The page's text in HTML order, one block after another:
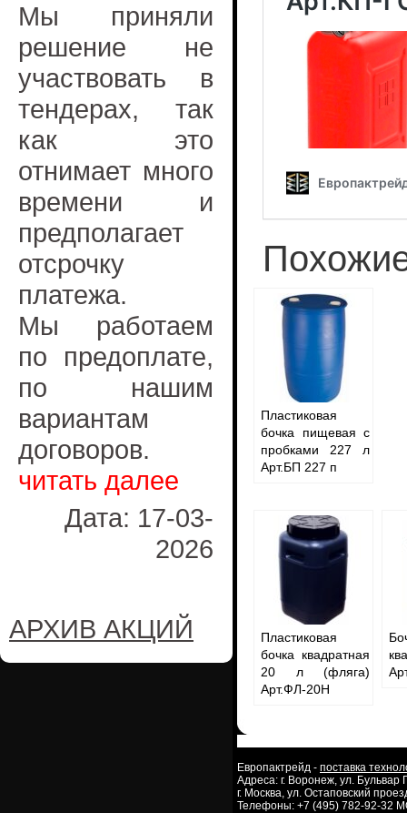
Мы приняли
решение не
участвовать в
тендерах, так
как это
отнимает много
времени и
предполагает
отсрочку
платежа.
Мы работаем
по предоплате,
по нашим
вариантам
договоров.
читать далее
Дата: 17-03-
2026
АРХИВ АКЦИЙ
Пластиковая
бочка пищевая с
пробками 227 л
Арт.БП 227 п
Пластиковая
бочка квадратная
20 л (фляга)
Арт.ФЛ-20Н
Европактрейд - поставка
Адреса: г. Воронеж, ул.
г. Москва, ул. Остаповский
Телефоны: +7 (495) 782-92-32